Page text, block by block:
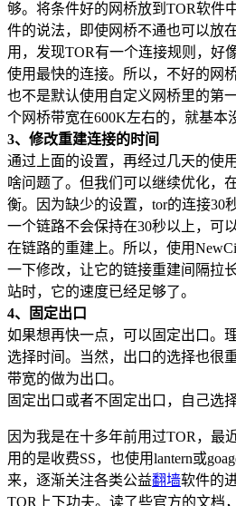
够。将条件好的网桥放到TOR软件
件的说法，即使网桥不通也可以放
用，发现TOR有一个连接规则，好
使用最快的连接。所以，不好的网
也不是默认使用自定义网桥里的第
个网桥带宽在600K左右的，就基本
3、修改重建连接的时间
通过上面的设置，再经过几天的使
啥问题了。但我们可以继续优化，
衡。因为缺少的设置，tor的连接30
一个链路不会保持在30秒以上，可
在链路的重建上。所以，使用
一下修改，让它的链接重建间隔拉
站时，它的速度已经足够了。
4、固定出口
如果想再快一点，可以固定出口。
选择时间。当然，出口的选择也很
带宽的做为出口。
固定出口或者不固定出口，自己选择
因为我是在十多年前用过TOR，最
用的是收费SS，也使用lantern或
来，逐渐关注各类公益翻墙软件的
TOR上下功夫。读了些官方的文档